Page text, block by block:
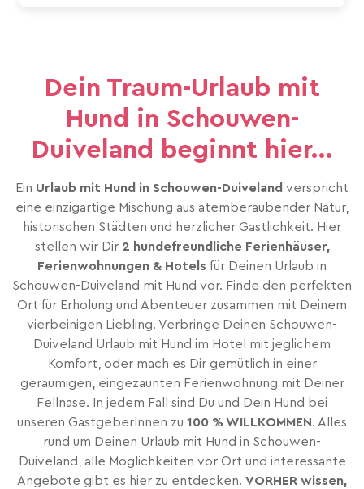
Dein Traum-Urlaub mit
Hund in Schouwen-
Duiveland beginnt hier...
Ein Urlaub mit Hund in Schouwen-Duiveland verspricht
eine einzigartige Mischung aus atemberaubender Natur,
historischen Städten und herzlicher Gastlichkeit. Hier
stellen wir Dir 2 hundefreundliche Ferienhäuser,
Ferienwohnungen & Hotels für Deinen Urlaub in
Schouwen-Duiveland mit Hund vor. Finde den perfekten
Ort für Erholung und Abenteuer zusammen mit Deinem
vierbeinigen Liebling. Verbringe Deinen Schouwen-
Duiveland Urlaub mit Hund im Hotel mit jeglichem
Komfort, oder mach es Dir gemütlich in einer
geräumigen, eingezäunten Ferienwohnung mit Deiner
Fellnase. In jedem Fall sind Du und Dein Hund bei
unseren GastgeberInnen zu 100 % WILLKOMMEN. Alles
rund um Deinen Urlaub mit Hund in Schouwen-
Duiveland, alle Möglichkeiten vor Ort und interessante
Angebote gibt es hier zu entdecken. VORHER wissen,